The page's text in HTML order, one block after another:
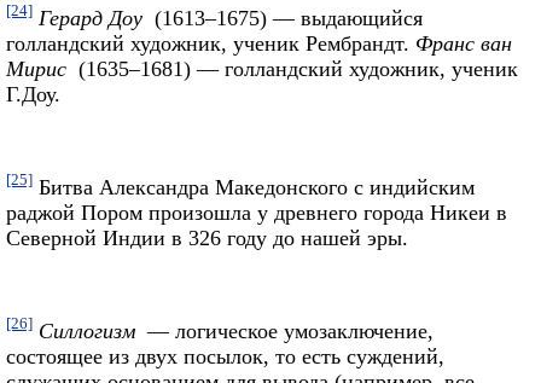
[24] Герард Доу (1613–1675) — выдающийся
голландский художник, ученик Рембрандт. Франс ван
Мирис (1635–1681) — голландский художник, ученик
Г.Доу.
[25] Битва Александра Македонского с индийским
раджой Пором произошла у древнего города Никеи в
Северной Индии в 326 году до нашей эры.
[26] Силлогизм — логическое умозаключение,
состоящее из двух посылок, то есть суждений,